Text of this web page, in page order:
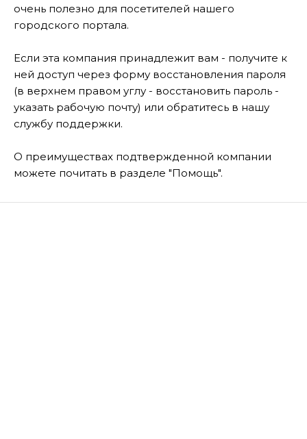
очень полезно для посетителей нашего
городского портала.
Если эта компания принадлежит вам - получите к
ней доступ через форму восстановления пароля
(в верхнем правом углу - восстановить пароль -
указать рабочую почту) или обратитесь в нашу
службу поддержки.
О преимуществах подтвержденной компании
можете почитать в разделе "Помощь".